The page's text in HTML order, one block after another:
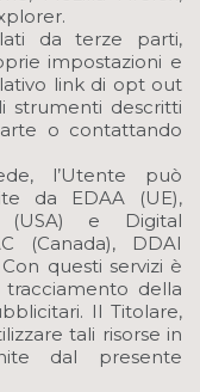
da terze parti,
impostazioni e
link di opt out
strumenti descritti
o contattando
l’Utente può
da EDAA (UE),
(USA) e Digital
(Canada), DDAI
questi servizi è
della
Il Titolare,
tali risorse in
dal presente